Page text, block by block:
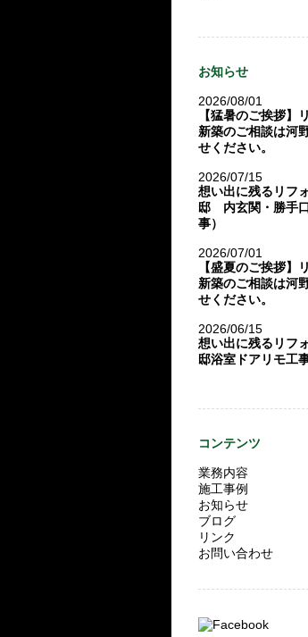
お知らせ
2026/08/01
【猛暑のご挨拶】
新築のご相談は河
せください。
2026/07/15
想い出に残るリフ
邸 内玄関・勝手
事）
2026/07/01
【盛夏のご挨拶】
新築のご相談は河
せください。
2026/06/15
想い出に残るリフ
邸浴室ドアリモ工事
コンテンツ
業務内容
施工事例
お知らせ
ブログ
リンク
お問い合わせ